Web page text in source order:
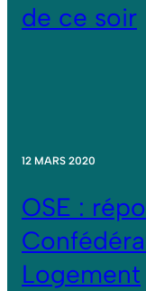
de ce soir
12 MARS 2020
OSE :
Logement